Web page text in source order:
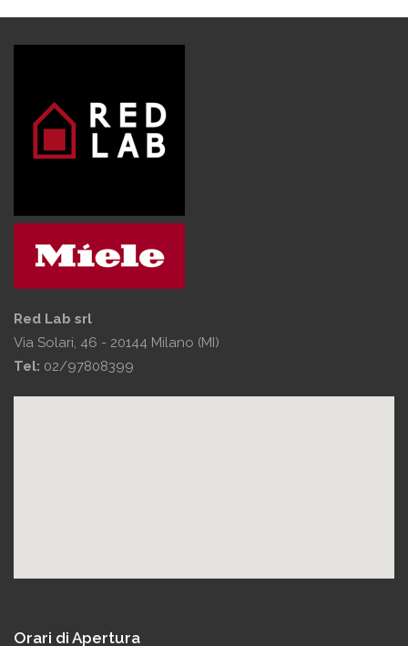
Red Lab srl
Via Solari, 46 - 20144 Milano (MI)
Tel: 02/97808399
Orari di Apertura